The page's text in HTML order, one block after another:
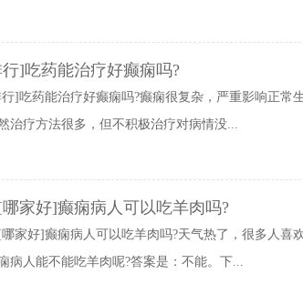
]吃药能治疗好癫痫吗?
]吃药能治疗好癫痫吗?癫痫很复杂，严重影响正常
治疗方法很多，但不积极治疗对病情没...
家好]癫痫病人可以吃羊肉吗?
家好]癫痫病人可以吃羊肉吗?天气热了，很多人喜
病人能不能吃羊肉呢?答案是：不能。下...